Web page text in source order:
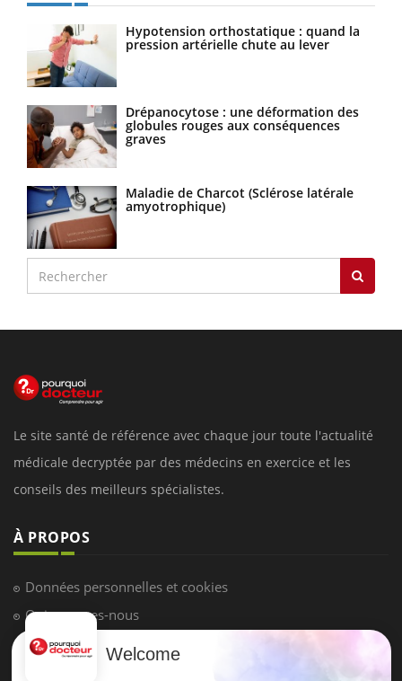
Hypotension orthostatique : quand la
pression artérielle chute au lever
Drépanocytose : une déformation des
globules rouges aux conséquences
graves
Maladie de Charcot (Sclérose latérale
amyotrophique)
Le site santé de référence avec chaque jour toute l'actualité
médicale decryptée par des médecins en exercice et les
conseils des meilleurs spécialistes.
À PROPOS
Données personnelles et cookies
Qui sommes-nous
Conditions d'utilisation
Welcome